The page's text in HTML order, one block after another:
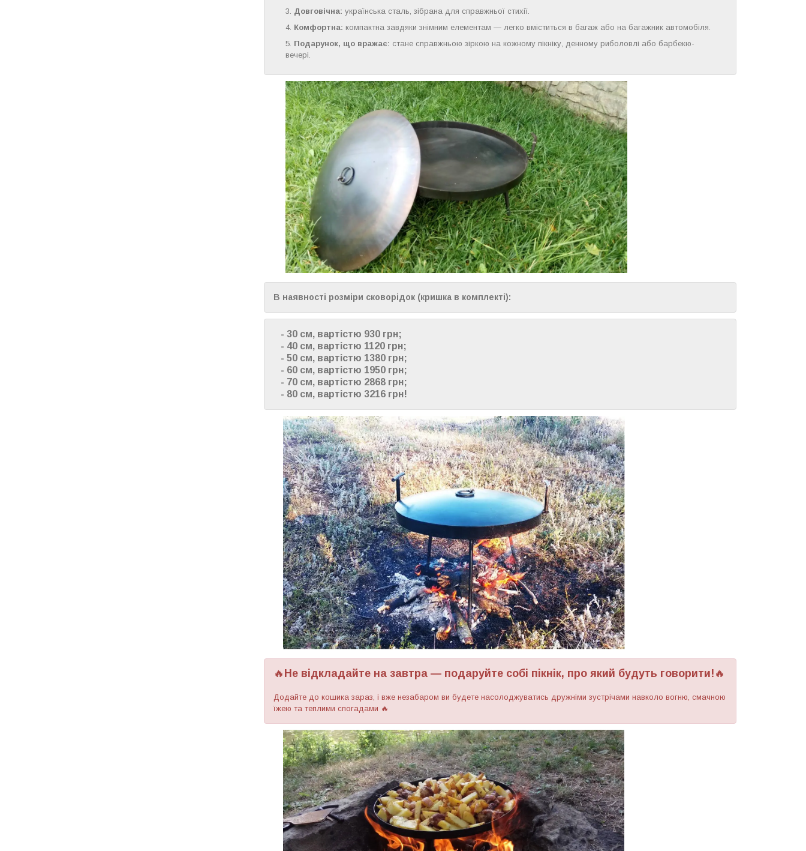
Довговічна: українська сталь, зібрана для справжньої стихії.
Комфортна: компактна завдяки знімним елементам — легко вміститься в багаж або на багажник автомобіля.
Подарунок, що вражає: стане справжньою зіркою на кожному пікніку, денному риболовлі або барбекю-
вечері.
В наявності розміри сковорідок (кришка в комплекті):
- 30 см, вартістю 930 грн;
- 40 см, вартістю 1120 грн;
- 50 см, вартістю 1380 грн;
- 60 см, вартістю 1950 грн;
- 70 см, вартістю 2868 грн;
- 80 см, вартістю 3216 грн!
🔥 Не відкладайте на завтра — подаруйте собі пікнік, про який будуть говорити! 🔥
Додайте до кошика зараз, і вже незабаром ви будете насолоджуватись дружніми зустрічами навколо вогню, смачною
їжею та теплими спогадами 🔥